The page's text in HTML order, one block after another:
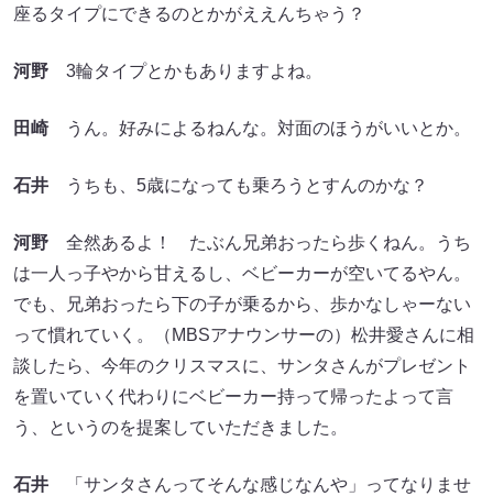
座るタイプにできるのとかがええんちゃう？
河野 3輪タイプとかもありますよね。
田崎うん。好みによるねんな。対面のほうがいいとか。
石井 うちも、5歳になっても乗ろうとすんのかな？
河野 全然あるよ！ たぶん兄弟おったら歩くねん。うち
は一人っ子やから甘えるし、ベビーカーが空いてるやん。
でも、兄弟おったら下の子が乗るから、歩かなしゃーない
って慣れていく。（MBSアナウンサーの）松井愛さんに相
談したら、今年のクリスマスに、サンタさんがプレゼント
を置いていく代わりにベビーカー持って帰ったよって言
う、というのを提案していただきました。
石井 「サンタさんってそんな感じなんや」ってなりませ